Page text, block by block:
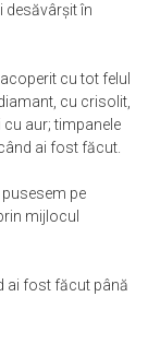
desăvârşit în
cu tot felul
cu crisolit,
aur; timpanele
ai fost făcut.
pe
mijlocul
ai fost făcut până